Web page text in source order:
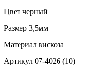
Цвет черный
Размер 3,5мм
Материал вискоза
Артикул 07-4026 (10)